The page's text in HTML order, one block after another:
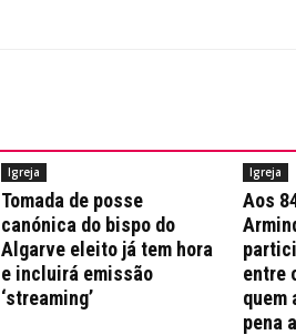
Igreja
Tomada de posse
canónica do bispo do
Algarve eleito já tem hora
e incluirá emissão
‘streaming’
Igreja
Aos
entre
quem
pena